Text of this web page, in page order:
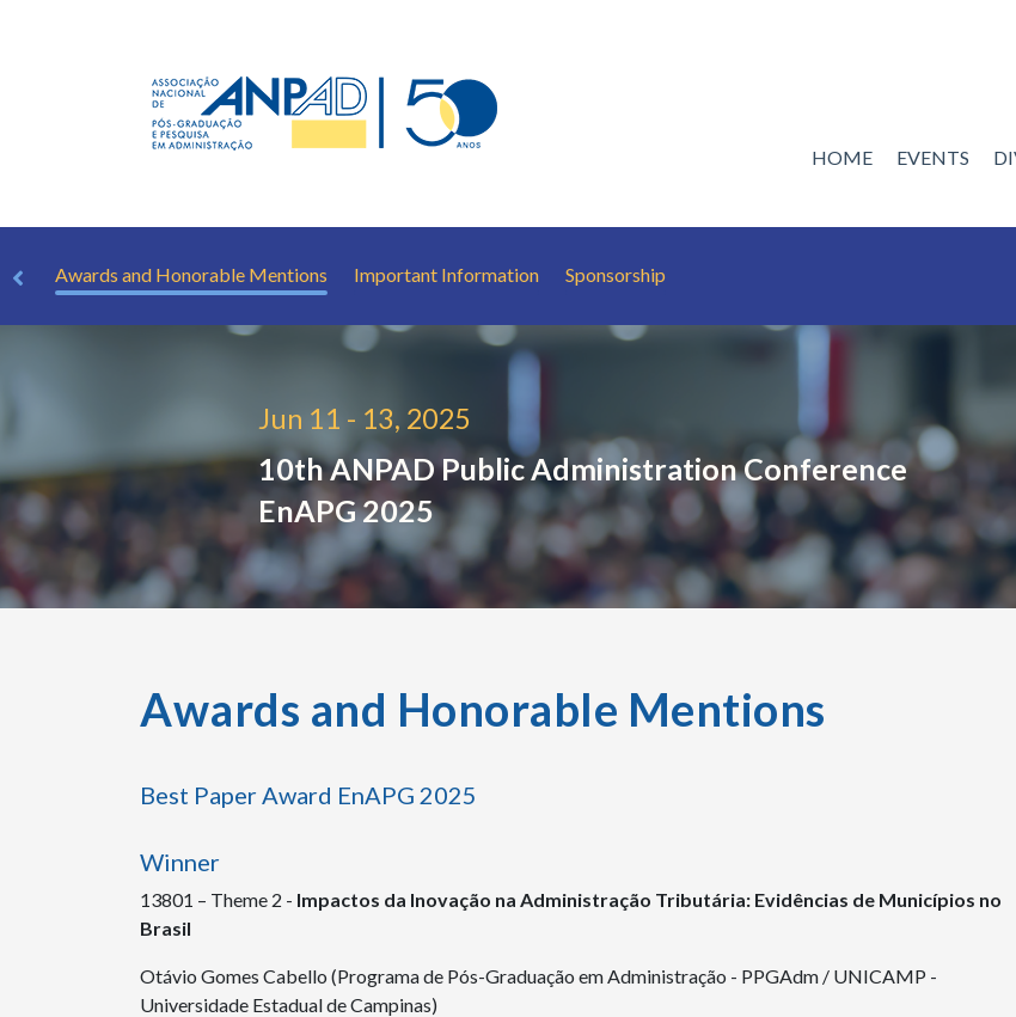
HOME EVENTS
Awards and Honorable Mentions Important Information Sponsorship
Jun 11 - 13, 2025
10th ANPAD Public Administration Conference
EnAPG 2025
Awards and Honorable Mentions
Best Paper Award EnAPG 2025
Winner
13801 – Theme 2 - Impactos da Inovação na Administração Tributária: Evidências de Municípios no
Brasil
Otávio Gomes Cabello (Programa de Pós-Graduação em Administração - PPGAdm / UNICAMP -
Universidade Estadual de Campinas)